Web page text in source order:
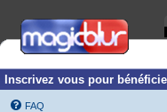
Inscrivez vous pour
FAQ